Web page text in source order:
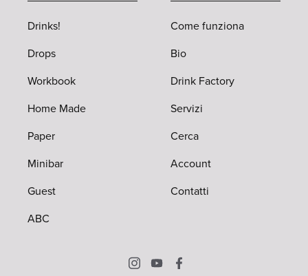
Drinks!
Drops
Workbook
Home Made
Paper
Minibar
Guest
ABC
Come funziona
Bio
Drink Factory
Servizi
Cerca
Account
Contatti